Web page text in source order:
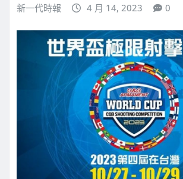
新一代時報 4 月 14, 2023 0